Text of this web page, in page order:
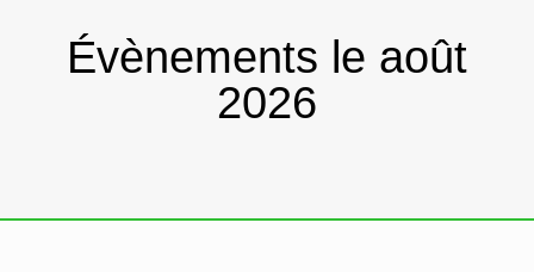
Évènements le août
2026